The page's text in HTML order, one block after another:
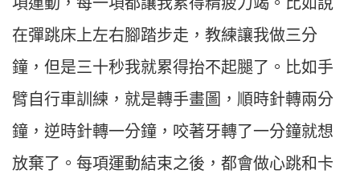
在彈跳床上左右腳踏步走，教練讓我做三分
鐘，但是三十秒我就累得抬不起腿了。比如手
臂自行車訓練，就是轉手畫圖，順時針轉兩分
鐘，逆時針轉一分鐘，咬著牙轉了一分鐘就想
放棄了。每項運動結束之後，都會做心跳和卡